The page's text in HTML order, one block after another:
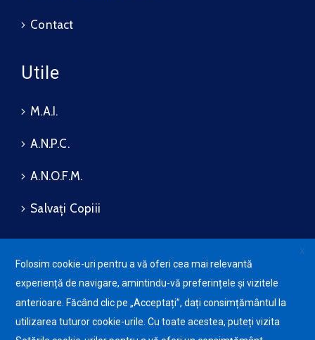
Contact
Utile
M.A.I.
A.N.P.C.
A.N.O.F.M.
Salvați Copiii
Protecția datelor cu caracter
personale (GDPR)
Politica de utilizare a Cookie-
urilor
Avansis
Mobile
X
Folosim cookie-uri pentru a vă oferi cea mai relevantă
experiență de navigare, amintindu-vă preferințele și vizitele
anterioare. Făcând clic pe „Acceptați”, dați consimțământul la
utilizarea tuturor cookie-urile. Cu toate acestea, puteți vizita